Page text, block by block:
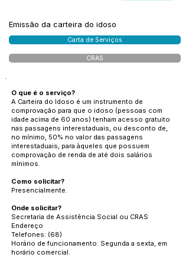
Emissão da carteira do idoso
Carta de Serviços
CRAS
O que é o serviço?
A Carteira do Idoso é um instrumento de
comprovação para que o idoso (pessoas com
idade acima de 60 anos) tenham acesso gratuito
nas passagens interestaduais, ou desconto de,
no mínimo, 50% no valor das passagens
interestaduais, para àqueles que possuem
comprovação de renda de até dois salários
mínimos.
Como solicitar?
Presencialmente.
Onde solicitar?
Secretaria de Assistência Social ou CRAS
Endereço
Telefones: (68)
Horário de funcionamento: Segunda a sexta, em
horário comercial.